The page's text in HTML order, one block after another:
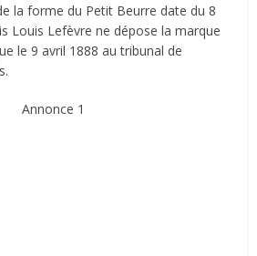
la forme du Petit Beurre date du 8
Louis Lefèvre ne dépose la marque
le 9 avril 1888 au tribunal de
Annonce 1